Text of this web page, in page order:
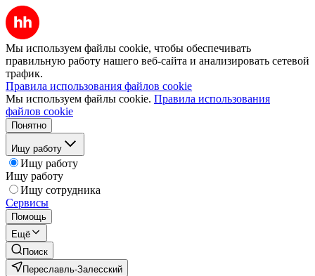
Мы используем файлы cookie, чтобы обеспечивать
правильную работу нашего веб-сайта и анализировать сетевой
трафик.
Правила использования файлов cookie
Мы используем файлы cookie. Правила использования
файлов cookie
Понятно
Ищу работу
Ищу работу
Ищу работу
Ищу сотрудника
Сервисы
Помощь
Ещё
Поиск
Переславль-Залесский